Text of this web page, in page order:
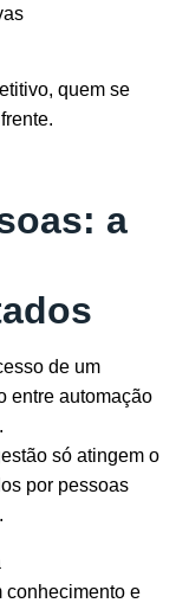
quem se
a
de um
entreautomação
.
só atingem o
por pessoas
.
conhecimento e